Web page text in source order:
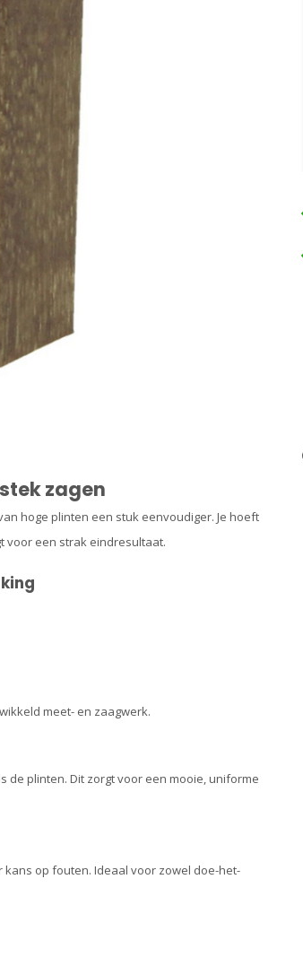
zagen
hoge plinten een stuk eenvoudiger. Je hoeft
voor een strak eindresultaat.
meet- en zaagwerk.
de plinten. Dit zorgt voor een mooie, uniforme
op fouten. Ideaal voor zowel doe-het-